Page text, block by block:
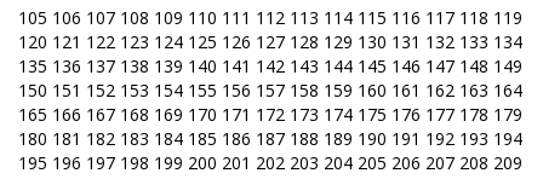
105 106 107 108 109 110 111 112 113 114 115 116 117 118 119
120 121 122 123 124 125 126 127 128 129 130 131 132 133 134
135 136 137 138 139 140 141 142 143 144 145 146 147 148 149
150 151 152 153 154 155 156 157 158 159 160 161 162 163 164
165 166 167 168 169 170 171 172 173 174 175 176 177 178 179
180 181 182 183 184 185 186 187 188 189 190 191 192 193 194
195 196 197 198 199 200 201 202 203 204 205 206 207 208 209